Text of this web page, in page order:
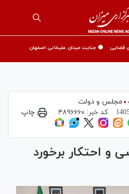
قضایی 🟡 جنایت میدان علیخانی اصفهان
مجلس و دولت
کد خبر: ۴۸۹۶۶۶۰ چاپ
و احتکار برخورد